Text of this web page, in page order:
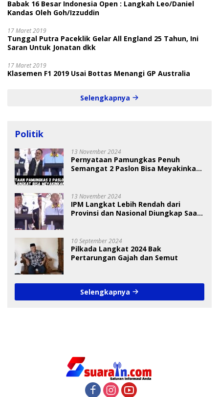
Babak 16 Besar Indonesia Open : Langkah Leo/Daniel
Kandas Oleh Goh/Izzuddin
17 Maret 2019
Tunggal Putra Paceklik Gelar All England 25 Tahun, Ini
Saran Untuk Jonatan dkk
17 Maret 2019
Klasemen F1 2019 Usai Bottas Menangi GP Australia
Selengkapnya
Politik
13 November 2024
Pernyataan Pamungkas Penuh
Semangat 2 Paslon Bisa Meyakinkan
13 November 2024
IPM Langkat Lebih Rendah dari
Provinsi dan Nasional Diungkap Saat
10 September 2024
Pilkada Langkat 2024 Bak
Pertarungan Gajah dan Semut
Selengkapnya